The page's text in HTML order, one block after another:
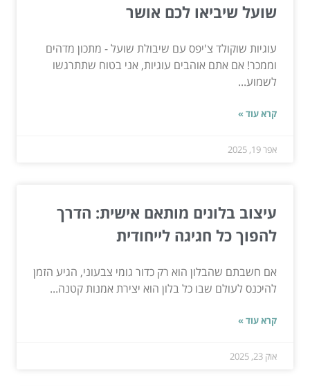
שועל שיביאו לכם אושר
עוגיות שוקולד צ'יפס עם שיבולת שועל - מתכון מדהים
וממכר! אם אתם אוהבים עוגיות, אני בטוח שתתרגשו
לשמוע...
קרא עוד »
אפר 19, 2025
עיצוב בלונים מותאם אישית: הדרך
להפוך כל חגיגה לייחודית
אם חשבתם שהבלון הוא רק כדור גומי צבעוני, הגיע הזמן
להיכנס לעולם שבו כל בלון הוא יצירת אמנות קטנה...
קרא עוד »
אוק 23, 2025